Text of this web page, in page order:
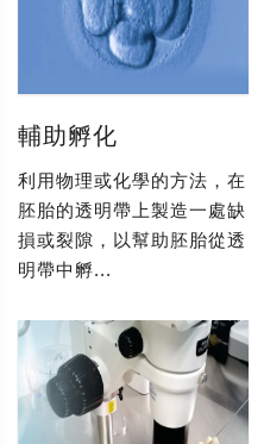
輔助孵化
利用物理或化學的方法，在
胚胎的透明帶上製造一處缺
損或裂隙，以幫助胚胎從透
明帶中孵...